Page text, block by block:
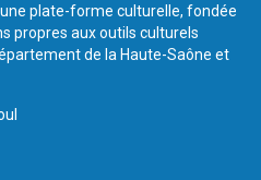
plate-forme culturelle, fondée
propres aux outils culturels
de la Haute-Saône et